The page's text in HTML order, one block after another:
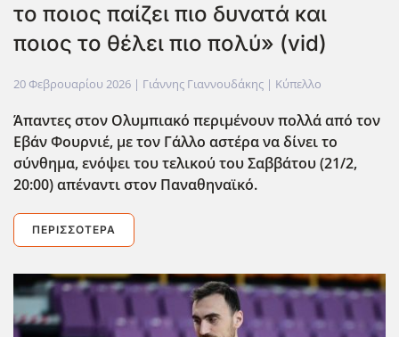
το ποιος παίζει πιο δυνατά και
ποιος το θέλει πιο πολύ» (vid)
20 Φεβρουαρίου 2026 | Γιάννης Γιαννουδάκης | Κύπελλο
Άπαντες στον Ολυμπιακό περιμένουν πολλά από τον
Εβάν Φουρνιέ, με τον Γάλλο αστέρα να δίνει το
σύνθημα, ενόψει του τελικού του Σαββάτου (21/2,
20:00) απέναντι στον Παναθηναϊκό.
ΠΕΡΙΣΣΌΤΕΡΑ